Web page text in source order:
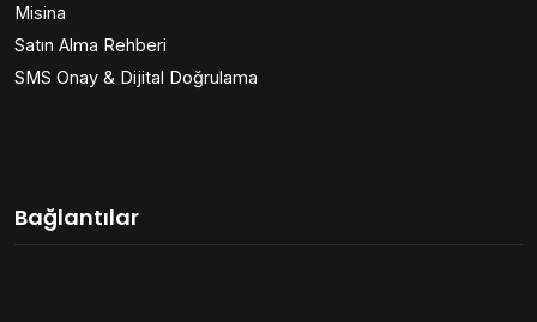
Misina
Satın Alma Rehberi
SMS Onay & Dijital Doğrulama
Bağlantılar